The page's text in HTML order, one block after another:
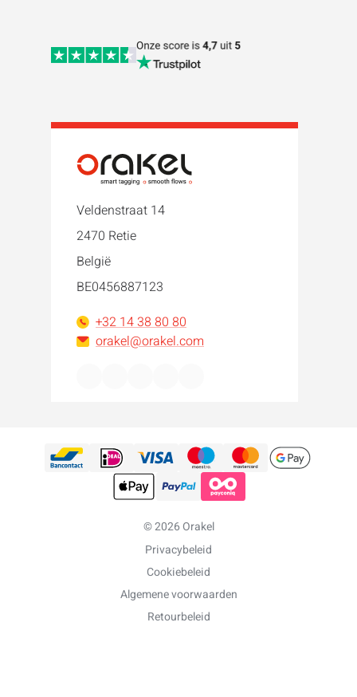
Veldenstraat 14
2470 Retie
België
BE0456887123
+32 14 38 80 80
orakel@orakel.com
© 2026 Orakel
Privacybeleid
Cookiebeleid
Algemene voorwaarden
Retourbeleid